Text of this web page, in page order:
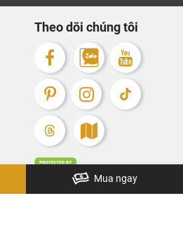
Mua ngay
Theo dõi chúng tôi